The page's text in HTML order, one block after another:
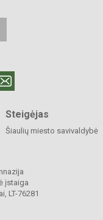
Steigėjas
Šiaulių miesto savivaldybė
įstaiga
LT-76281